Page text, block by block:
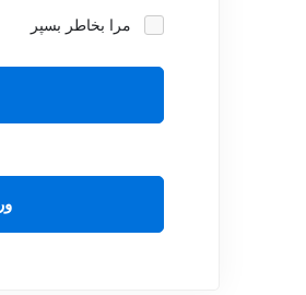
مرا بخاطر بسپر